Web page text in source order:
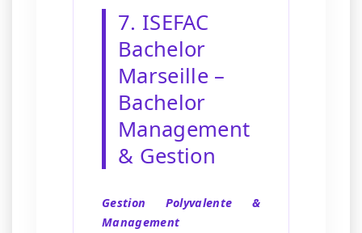
7. ISEFAC
Bachelor
Marseille –
Bachelor
Management
& Gestion
Gestion Polyvalente &
Management